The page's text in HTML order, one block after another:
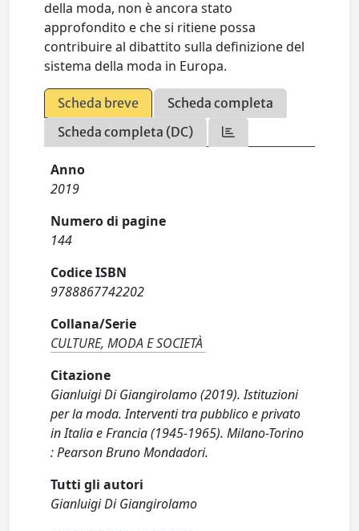
della moda, non è ancora stato
approfondito e che si ritiene possa
contribuire al dibattito sulla definizione del
sistema della moda in Europa.
Scheda breve
Scheda completa
Scheda completa (DC)
Anno
2019
Numero di pagine
144
Codice ISBN
9788867742202
Collana/Serie
CULTURE, MODA E SOCIETÀ
Citazione
Gianluigi Di Giangirolamo (2019). Istituzioni
per la moda. Interventi tra pubblico e privato
in Italia e Francia (1945-1965). Milano-Torino
: Pearson Bruno Mondadori.
Tutti gli autori
Gianluigi Di Giangirolamo